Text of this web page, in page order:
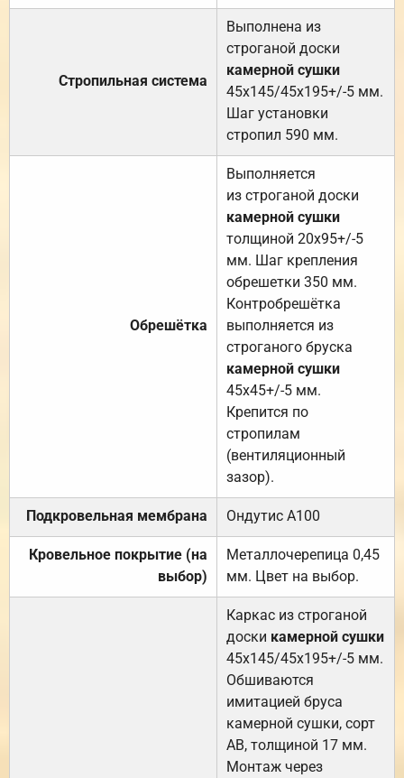
Стропильная система
Выполнена из
строганой доски
камерной сушки
45х145/45х195+/-5 мм.
Шаг установки
стропил 590 мм.
Обрешётка
Выполняется
из строганой доски
камерной сушки
толщиной 20х95+/-5
мм. Шаг крепления
обрешетки 350 мм.
Контробрешётка
выполняется из
строганого бруска
камерной сушки
45х45+/-5 мм.
Крепится по
стропилам
(вентиляционный
зазор).
Подкровельная мембрана Ондутис А100
Кровельное покрытие (на
выбор)
Металлочерепица 0,45
мм. Цвет на выбор.
Каркас из строганой
доски камерной сушки
45х145/45х195+/-5 мм.
Обшиваются
имитацией бруса
камерной сушки, сорт
АВ, толщиной 17 мм.
Монтаж через